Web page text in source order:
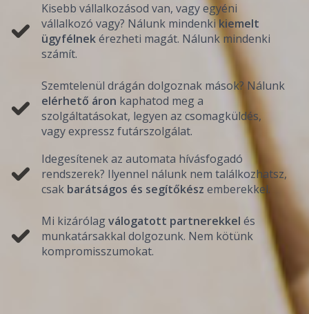
Kisebb vállalkozásod van, vagy egyéni
vállalkozó vagy? Nálunk mindenkikiemelt
ügyfélnekérezheti magát. Nálunk mindenki
számít.
Szemtelenül drágán dolgoznak mások? Nálunk
elérhető áron kaphatod meg a
szolgáltatásokat, legyen az csomagküldés,
vagy expressz futárszolgálat.
Idegesítenek az automata hívásfogadó
rendszerek? Ilyennel nálunk nem találkozhatsz,
csak barátságos és segítőkész emberekkel.
Mi kizárólagválogatott partnerekkel és
munkatársakkal dolgozunk. Nem kötünk
kompromisszumokat.